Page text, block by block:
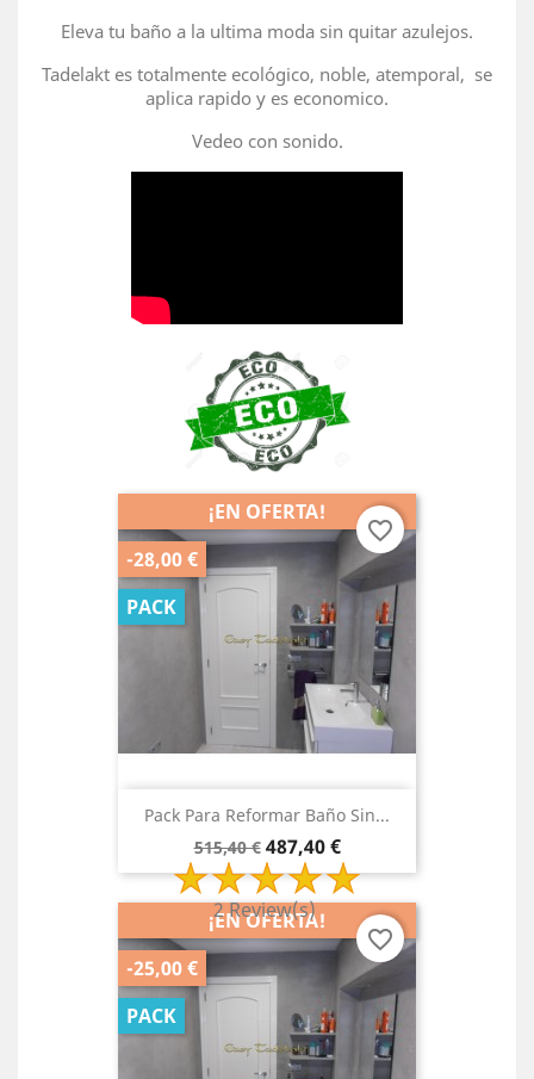
Eleva tu baño a la ultima moda sin quitar azulejos.
Tadelakt es totalmente ecológico, noble, atemporal, se
aplica rapido y es economico.
Vedeo con sonido.
Pack Para Reformar Baño Sin...
Precio
base
515,40 € Precio
487,40 €
2 Review(s)
¡EN OFERTA!
-28,00 €
PACK
favorite_border
¡EN OFERTA!
-25,00 €
PACK
favorite_border